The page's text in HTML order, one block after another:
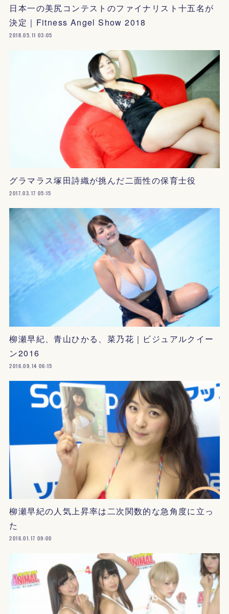
日本一の美尻コンテストのファイナリスト十五名が
決定｜Fitness Angel Show 2018
2018.05.11 03:05
グラマラス塚田詩織が挑んだ二面性の保育士役
2017.03.17 05:15
柳瀬早紀、青山ひかる、菜乃花｜ビジュアルクイー
ン2016
2016.09.14 06:15
柳瀬早紀の人気上昇率は二次関数的な急角度に立っ
た
2016.01.17 09:00